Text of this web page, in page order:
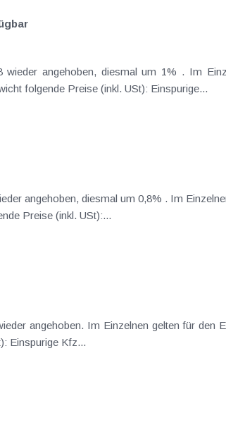
Kirschrot farbigen Vignette für Kfz bis maximal 3,5 Tonnen Gesamtgewicht folgende Preise (inkl. USt): Einspurige...
für Kfz bis maximal 3,5 Tonnen Gesamtgewicht folgende Preise (inkl. USt):...
Kfz bis maximal 3,5 Tonnen Gesamtgewicht folgende Preise (inkl. USt): Einspurige Kfz...